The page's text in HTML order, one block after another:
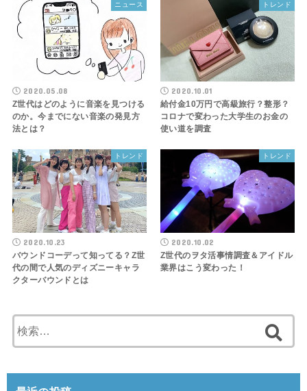
ニュース
2020.05.08
Z世代はどのように音楽を見つける
のか。今までにない音楽の発見方
法とは？
トレンド
2020.10.01
給付金10万円で高級旅行？整形？
コロナで変わった大学生のお金の
使い道を調査
トレンド
2020.10.23
バウンドコーデって知ってる？Z世
代の間で人気のディズニーキャラ
クターバウンドとは
トレンド
2020.10.02
Z世代のヲタ活事情調査＆アイドル
業界はこう変わった！
索